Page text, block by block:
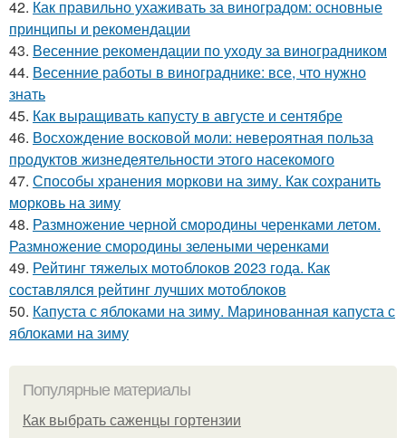
42. Как правильно ухаживать за виноградом: основные
принципы и рекомендации
43. Весенние рекомендации по уходу за виноградником
44. Весенние работы в винограднике: все, что нужно
знать
45. Как выращивать капусту в августе и сентябре
46. Восхождение восковой моли: невероятная польза
продуктов жизнедеятельности этого насекомого
47. Способы хранения моркови на зиму. Как сохранить
морковь на зиму
48. Размножение черной смородины черенками летом.
Размножение смородины зелеными черенками
49. Рейтинг тяжелых мотоблоков 2023 года. Как
составлялся рейтинг лучших мотоблоков
50. Капуста с яблоками на зиму. Маринованная капуста с
яблоками на зиму
Популярные материалы
Как выбрать саженцы гортензии